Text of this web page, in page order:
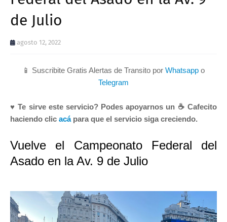
de Julio
agosto 12, 2022
📱 Suscribite Gratis Alertas de Transito por Whatsapp o
Telegram
♥ Te sirve este servicio? Podes apoyarnos un ☕ Cafecito
haciendo clic acápara que el servicio siga creciendo.
Vuelve el Campeonato Federal del
Asado en la Av. 9 de Julio